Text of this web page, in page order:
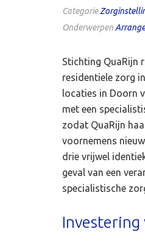
Categorie
Onderwerpen
Stichting QuaRijn
residentiele zorg
locaties in Doorn
met een
zodat QuaRijn
voornemens
drie vrijwel
geval van een
specialistische